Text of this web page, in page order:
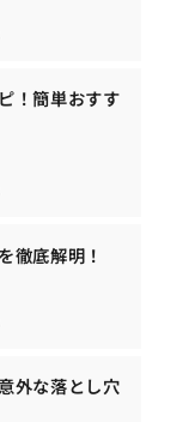
！簡単おすす
徹底解明！
外な落とし穴